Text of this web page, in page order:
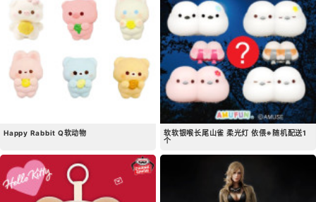
Happy Rabbit Q软动物
软软银喉长尾山雀 柔光灯 依偎※随机配送1
个